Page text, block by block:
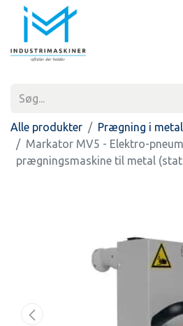
Alle produkter
Prægning i metal
Markator MV5 - Elektro-
prægningsmaskine til metal